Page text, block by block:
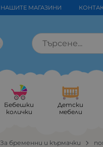
НАШИТЕ МАГАЗИНИ
Бебешки
колички
Детски
мебели
За бременни и кърмачки